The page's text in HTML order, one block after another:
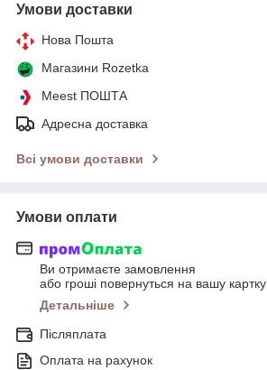
Умови доставки
Нова Пошта
Магазини Rozetka
Meest ПОШТА
Адресна доставка
Всі умови доставки
Умови оплати
Ви отримаєте замовлення
або гроші повернуться на вашу картку
Детальніше
Післяплата
Оплата на рахунок